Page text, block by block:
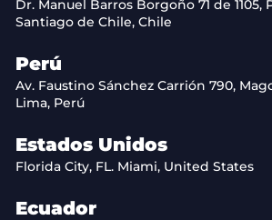
Dr. Manuel Barros Borgoño 71 de 1105,
Santiago de Chile, Chile
Perú
Av. Faustino Sánchez Carrión 790,
Lima, Perú
Estados Unidos
Florida City, FL. Miami, United States
Ecuador